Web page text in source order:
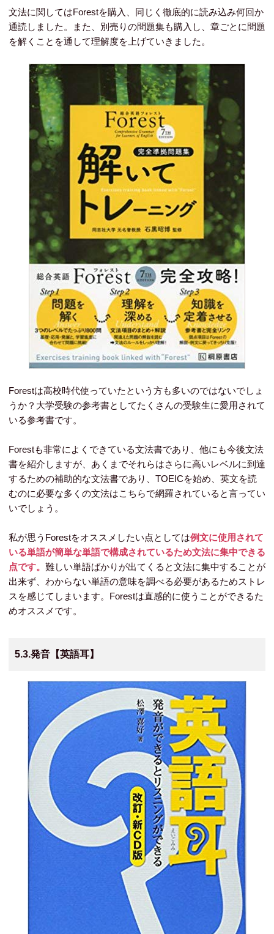
文法に関してはForestを購入、同じく徹底的に読み込み何回か
通読しました。また、別売りの問題集も購入し、章ごとに問題
を解くことを通して理解度を上げていきました。
Forestは高校時代使っていたという方も多いのではないでしょ
うか？大学受験の参考書としてたくさんの受験生に愛用されて
いる参考書です。
Forestも非常によくできている文法書であり、他にも今後文法
書を紹介しますが、あくまでそれらはさらに高いレベルに到達
するための補助的な文法書であり、TOEICを始め、英文を読
むのに必要な多くの文法はこちらで網羅されていると言ってい
いでしょう。
私が思うForestをオススメしたい点としては例文に使用されて
いる単語が簡単な単語で構成されているため文法に集中できる
点です。 難しい単語ばかりが出てくると文法に集中することが
出来ず、わからない単語の意味を調べる必要があるためストレ
スを感じてしまいます。Forestは直感的に使うことができるた
めオススメです。
5.3.発音【英語耳】